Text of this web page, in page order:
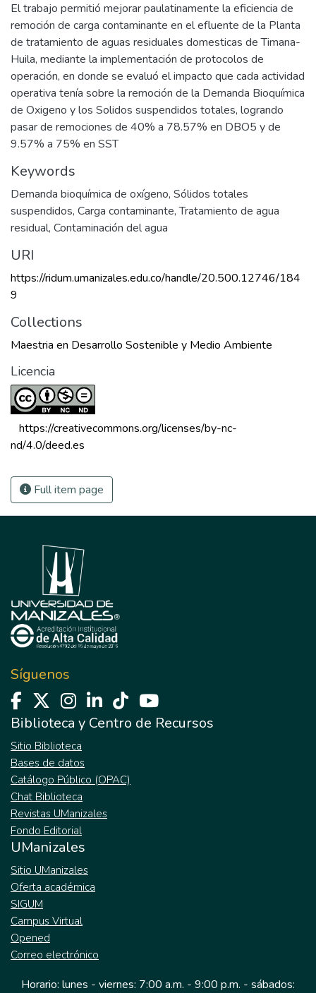
El trabajo permitió mejorar paulatinamente la eficiencia de
remoción de carga contaminante en el efluente de la Planta
de tratamiento de aguas residuales domesticas de Timana-
Huila, mediante la implementación de protocolos de
operación, en donde se evaluó el impacto que cada actividad
operativa tenía sobre la remoción de la Demanda Bioquímica
de Oxigeno y los Solidos suspendidos totales, logrando
pasar de remociones de 40% a 78.57% en DBO5 y de
9.57% a 75% en SST
Keywords
Demanda bioquímica de oxígeno, Sólidos totales
suspendidos, Carga contaminante,Tratamiento de agua
residual, Contaminación del agua
URI
https://ridum.umanizales.edu.co/handle/20.500.12746/184
9
Collections
Maestria en Desarrollo Sostenible y Medio Ambiente
Licencia
https://creativecommons.org/licenses/by-nc-
nd/4.0/deed.es
Full item page
Síguenos
Biblioteca y Centro de Recursos
Sitio Biblioteca
Bases de datos
Catálogo Público (OPAC)
Chat Biblioteca
Revistas UManizales
Fondo Editorial
UManizales
Sitio UManizales
Oferta académica
SIGUM
Campus Virtual
Opened
Correo electrónico
Horario: lunes - viernes: 7:00 a.m. - 9:00 p.m. - sábados: